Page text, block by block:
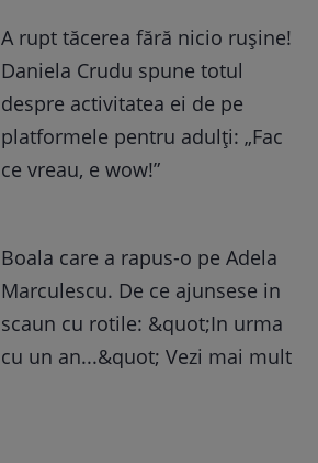
A rupt tăcerea fără nicio rușine!
Daniela Crudu spune totul
despre activitatea ei de pe
platformele pentru adulți: „Fac
ce vreau, e wow!”
Boala care a rapus-o pe Adela
Marculescu. De ce ajunsese in
scaun cu rotile: &quot;In urma
cu un an...&quot; Vezi mai mult